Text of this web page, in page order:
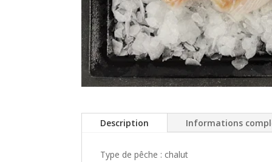
Description Informations
Type de pêche : chalut